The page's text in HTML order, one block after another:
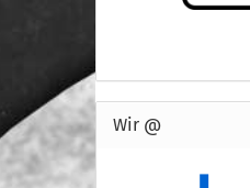
Wir @